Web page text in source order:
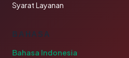
Syarat Layanan
BAHASA
Bahasa Indonesia